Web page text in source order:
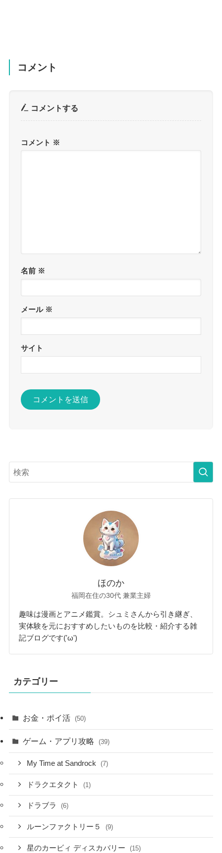
コメント
コメントする
コメント ※
名前 ※
メール ※
サイト
ほのか
福岡在住の30代 兼業主婦
趣味は漫画とアニメ鑑賞。シュミさんから引き継ぎ、
実体験を元におすすめしたいものを比較・紹介する雑
記ブログです('ω')
カテゴリー
お金・ポイ活 (50)
ゲーム・アプリ攻略 (39)
My Time at Sandrock (7)
ドラクエタクト (1)
ドラブラ (6)
ルーンファクトリー５ (9)
星のカービィ ディスカバリー (15)